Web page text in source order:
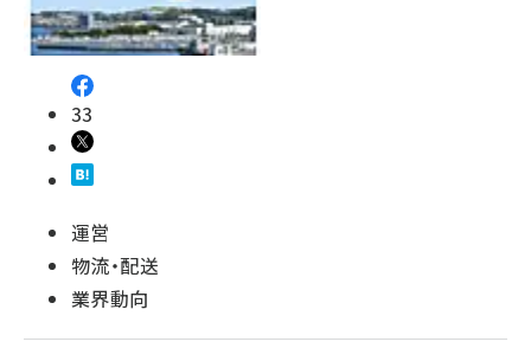
33
運営
物流・配送
業界動向